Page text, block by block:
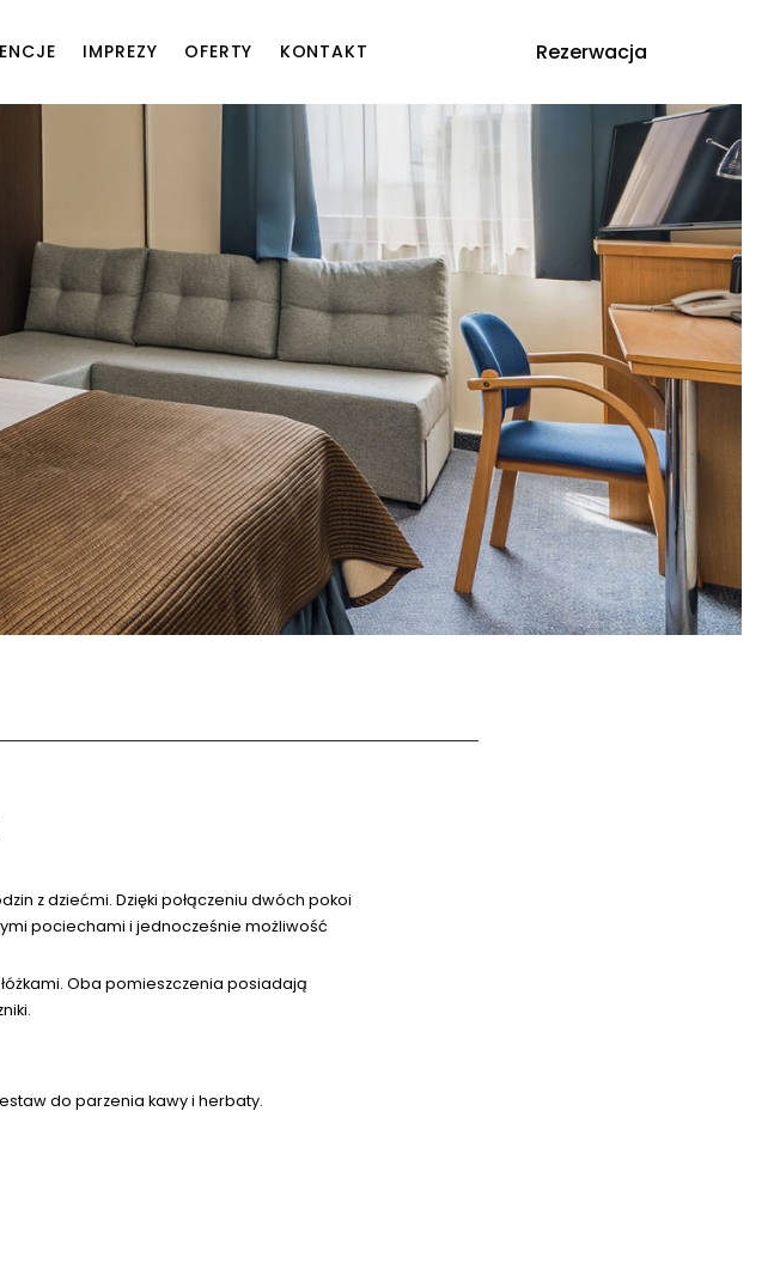
IMPREZY OFERTY KONTAKT Rezerwacja
z dziećmi. Dzięki połączeniu dwóch pokoi
pociechami i jednocześnie możliwość
Oba pomieszczenia posiadają
do parzenia kawy i herbaty.